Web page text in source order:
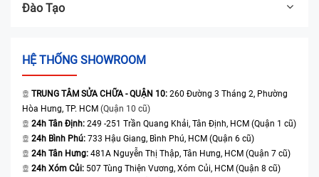
Đào Tạo
HỆ THỐNG SHOWROOM
TRUNG TÂM SỬA CHỮA - QUẬN 10: 260 Đường 3 Tháng 2, Phường
Hòa Hưng, TP. HCM (Quận 10 cũ)
24h Tân Định: 249 -251 Trần Quang Khải, Tân Định, HCM (Quận 1 cũ)
24h Bình Phú: 733 Hậu Giang, Bình Phú, HCM (Quận 6 cũ)
24h Tân Hưng: 481A Nguyễn Thị Thập, Tân Hưng, HCM (Quận 7 cũ)
24h Xóm Củi: 507 Tùng Thiện Vương, Xóm Củi, HCM (Quận 8 cũ)